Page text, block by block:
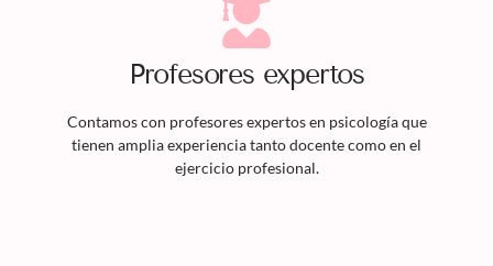
Profesores expertos
Contamos con profesores expertos en psicología que
tienen amplia experiencia tanto docente como en el
ejercicio profesional.